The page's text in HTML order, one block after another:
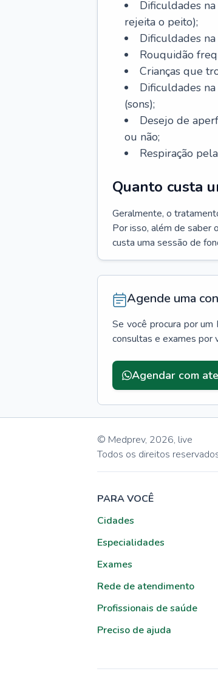
Dificuldades
rejeita o peito);
Dificuldades
Rouquidão
Crianças que
Dificuldades
(sons);
Desejo de
ou não;
Respiração
Quanto custa
Geralmente, o
Por isso, além de saber
custa uma sessão de
Agende uma
Se você procura por um
consultas e exames por
Agendar com
© Medprev, 2026, live
Todos os direitos
PARA VOCÊ
Cidades
Especialidades
Exames
Rede de atendimento
Profissionais de saúde
Preciso de ajuda